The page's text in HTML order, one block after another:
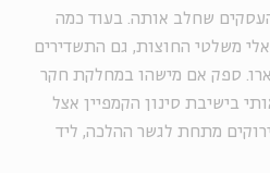
שחלב אותה. בעוד כמה
משלטי החוצות, גם התשדירים
ספק אם מישהו במחלקת חקר
בישיבת סינון הקמפיין אצל
מתחת לגשר ההלכה, ליד